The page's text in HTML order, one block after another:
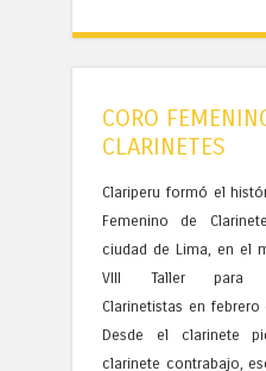
CORO
CLARINETES
Clariperu formó el
Femenino de
ciudad de Lima, en el
VIII Taller para
Clarinetistas en febrero
Desde el clarinete
clarinete contrabajo,